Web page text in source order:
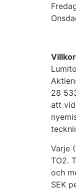
28
att
Varje
TO2.
och
SEK